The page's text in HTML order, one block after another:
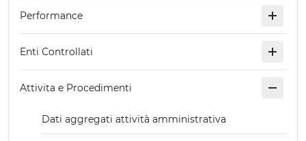
UNTERKÜNFTE
Performance
Enti Controllati
Attivita e Procedimenti
Dati aggregati attività amministrativa